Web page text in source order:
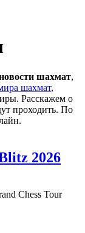
шахмат,
шахмат,
Расскажем о
проходить. По
2026
Chess Tour